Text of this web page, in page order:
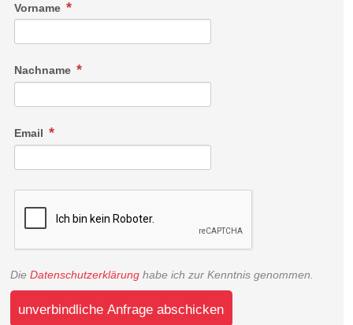
Vorname
Nachname
Email
Die Datenschutzerklärung habe ich zur Kenntnis genommen.
unverbindliche Anfrage abschicken